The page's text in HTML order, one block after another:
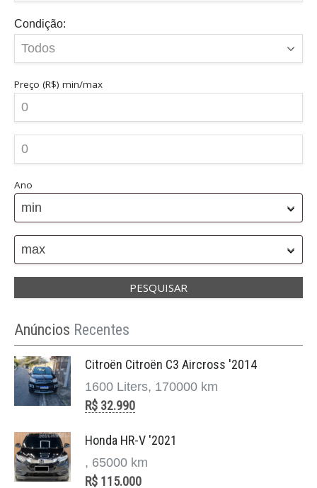
Condição:
Preço (R$) min/max
Ano
min
max
Anúncios Recentes
Citroën Citroën C3 Aircross '2014
1600 Liters, 170000 km
R$ 32.990
Honda HR-V '2021
, 65000 km
R$ 115.000